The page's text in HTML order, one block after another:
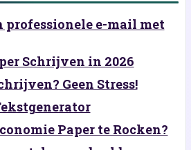
professionele e-mail met
Schrijven in 2026
Geen Stress!
Paper te Rocken?